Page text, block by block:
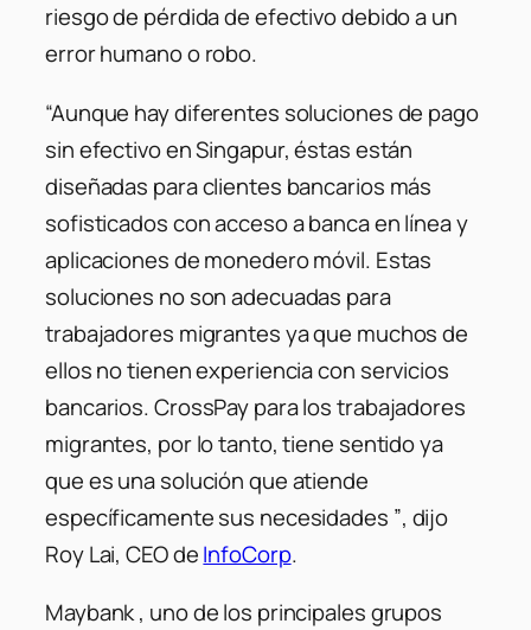
riesgo de pérdida de efectivo debido a un
error humano o robo.
“Aunque hay diferentes soluciones de pago
sin efectivo en Singapur, éstas están
diseñadas para clientes bancarios más
sofisticados con acceso a banca en línea y
aplicaciones de monedero móvil. Estas
soluciones no son adecuadas para
trabajadores migrantes ya que muchos de
ellos no tienen experiencia con servicios
bancarios. CrossPay para los trabajadores
migrantes, por lo tanto, tiene sentido ya
que es una solución que atiende
específicamente sus necesidades ”, dijo
Roy Lai, CEO deInfoCorp.
Maybank , uno de los principales grupos